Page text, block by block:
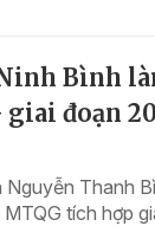
Bình
đoạn
Thanh
tích hợp